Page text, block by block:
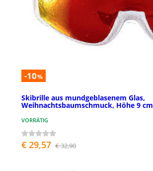
-10%
Skibrille aus mundgeblasenem Glas,
Weihnachtsbaumschmuck, Höhe 9 cm
VORRÄTIG
€ 29,57 € 32,90